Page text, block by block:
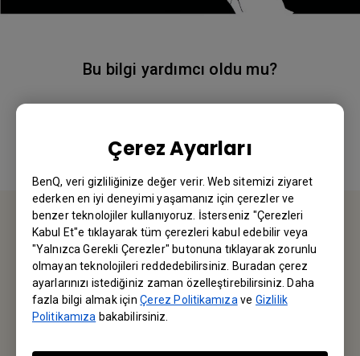
Çerez Ayarları
BenQ, veri gizliliğinize değer verir. Web sitemizi ziyaret
ederken en iyi deneyimi yaşamanız için çerezler ve
benzer teknolojiler kullanıyoruz. İsterseniz "Çerezleri
Kabul Et"e tıklayarak tüm çerezleri kabul edebilir veya
"Yalnızca Gerekli Çerezler" butonuna tıklayarak zorunlu
olmayan teknolojileri reddedebilirsiniz. Buradan çerez
ayarlarınızı istediğiniz zaman özelleştirebilirsiniz. Daha
fazla bilgi almak içinÇerez Politikamıza veGizlilik
Politikamıza bakabilirsiniz.
Bu bilgi yardımcı oldu mu?
BİZE ULAŞIN
Sorularınız için bizimle iletişime geçebilirsiniz.